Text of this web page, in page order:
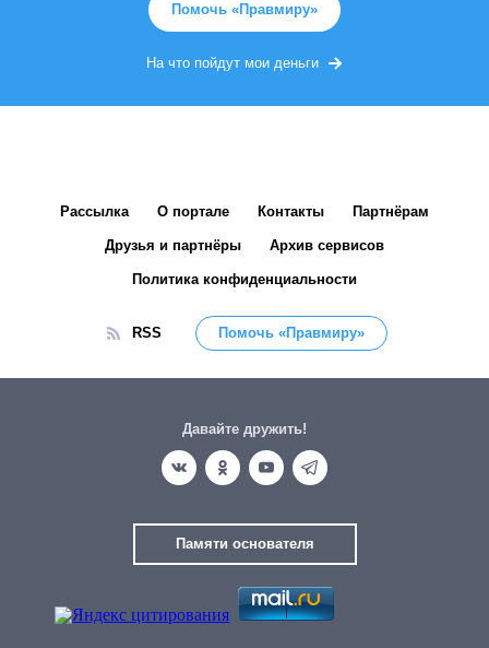
Помочь «Правмиру»
На что пойдут мои деньги
Рассылка О портале Контакты Партнёрам
Друзья и партнёры Архив сервисов
Политика конфиденциальности
RSS Помочь «Правмиру»
Давайте дружить!
Памяти основателя